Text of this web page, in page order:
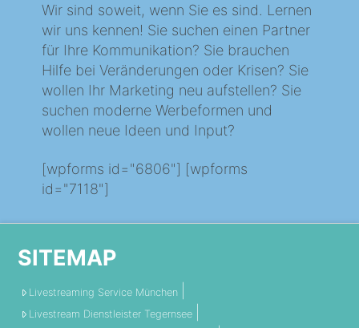
Wir sind soweit, wenn Sie es sind. Lernen
wir uns kennen! Sie suchen einen Partner
für Ihre Kommunikation? Sie brauchen
Hilfe bei Veränderungen oder Krisen? Sie
wollen Ihr Marketing neu aufstellen? Sie
suchen moderne Werbeformen und
wollen neue Ideen und Input?
[wpforms id="6806"] [wpforms
id="7118"]
SITEMAP
Livestreaming Service München
Livestream Dienstleister Tegernsee